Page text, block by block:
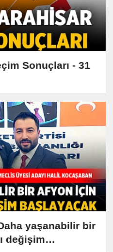
Sonuçları - 31
yaşanabilir bir
değişim